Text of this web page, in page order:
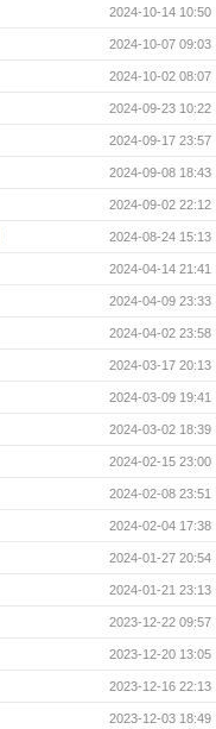
2024-10-14 10:50
2024-10-07 09:03
2024-10-02 08:07
2024-09-23 10:22
2024-09-17 23:57
2024-09-08 18:43
2024-09-02 22:12
2024-08-24 15:13
2024-04-14 21:41
2024-04-09 23:33
2024-04-02 23:58
2024-03-17 20:13
2024-03-09 19:41
2024-03-02 18:39
2024-02-15 23:00
2024-02-08 23:51
2024-02-04 17:38
2024-01-27 20:54
2024-01-21 23:13
2023-12-22 09:57
2023-12-20 13:05
2023-12-16 22:13
2023-12-03 18:49